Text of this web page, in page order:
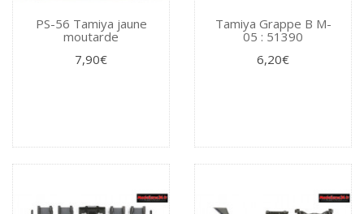
PS-56 Tamiya jaune
moutarde
7,90€
Tamiya Grappe B M-
05 : 51390
6,20€